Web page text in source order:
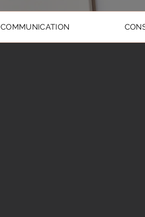
COMMUNICATION